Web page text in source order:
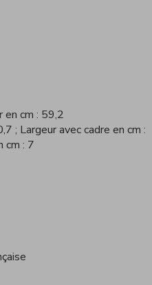
en cm : 59,2
; Largeur avec cadre en cm :
cm : 7